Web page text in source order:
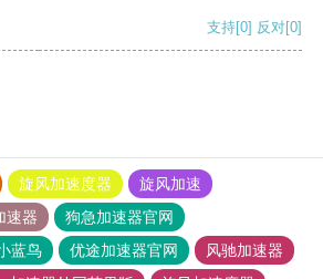
支持[0] 反对[0]
旋风加速度器
旋风加速
速器
狗急加速器官网
蓝鸟 优途加速器官网
风驰加速器